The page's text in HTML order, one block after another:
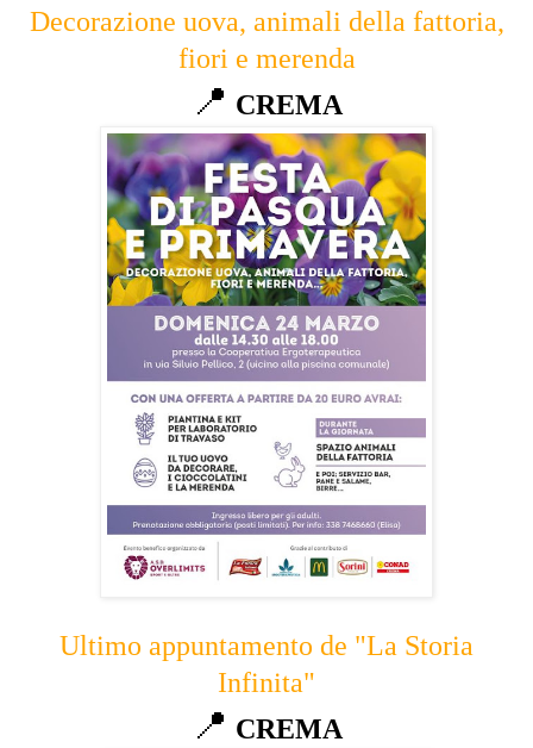
Decorazione uova, animali della fattoria,
fiori e merenda
📍 CREMA
Ultimo appuntamento de "La Storia
Infinita"
📍 CREMA